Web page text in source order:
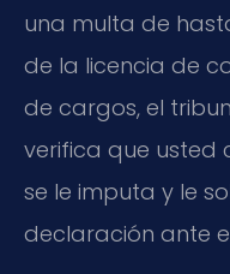
una multa de
de la licencia de
de cargos, el
verifica que usted
se le imputa y le
declaración ante